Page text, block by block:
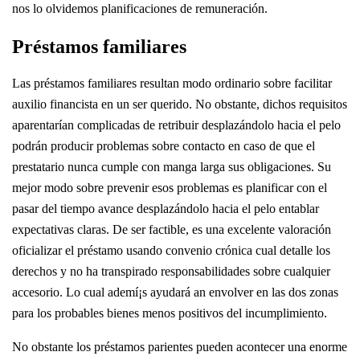
nos lo olvidemos planificaciones de remuneración.
Préstamos familiares
Las préstamos familiares resultan modo ordinario sobre facilitar
auxilio financista en un ser querido. No obstante, dichos requisitos
aparentarían complicadas de retribuir desplazándolo hacia el pelo
podrán producir problemas sobre contacto en caso de que el
prestatario nunca cumple con manga larga sus obligaciones. Su
mejor modo sobre prevenir esos problemas es planificar con el
pasar del tiempo avance desplazándolo hacia el pelo entablar
expectativas claras. De ser factible, es una excelente valoración
oficializar el préstamo usando convenio crónica cual detalle los
derechos y no ha transpirado responsabilidades sobre cualquier
accesorio. Lo cual ademí¡s ayudará an envolver en las dos zonas
para los probables bienes menos positivos del incumplimiento.
No obstante los préstamos parientes pueden acontecer una enorme